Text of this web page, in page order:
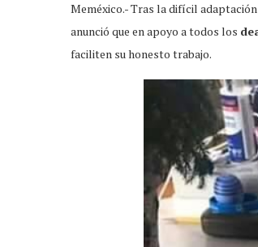
Meméxico.- Tras la difícil
anunció que en apoyo a todos los
faciliten su honesto trabajo.